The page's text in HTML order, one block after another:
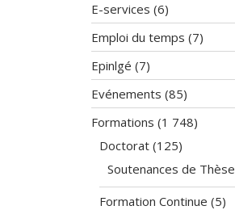
E-services (6)
Emploi du temps (7)
Epinlgé (7)
Evénements (85)
Formations (1 748)
Doctorat (125)
Soutenances de Thèse
Formation Continue (5)